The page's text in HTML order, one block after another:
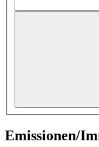
Emissionen/